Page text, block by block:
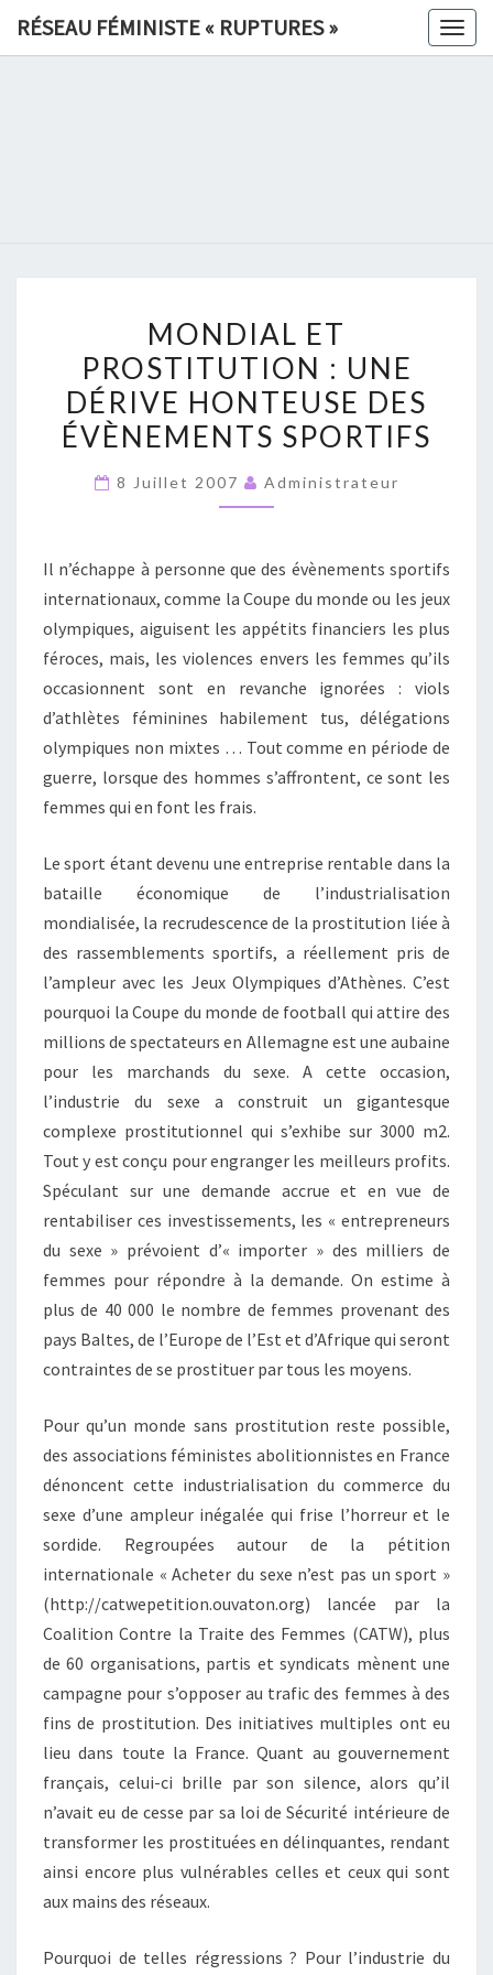
RÉSEAU FÉMINISTE « RUPTURES »
ET
PROSTITUTION
:
UNE
HONTEUSE
SPORTIFS
MONDIAL ET
PROSTITUTION : UNE
DÉRIVE HONTEUSE DES
ÉVÈNEMENTS SPORTIFS
8 Juillet 2007 Administrateur
Il n’échappe à personne que des évènements sportifs
internationaux, comme la Coupe du monde ou les jeux
olympiques, aiguisent les appétits financiers les plus
féroces, mais, les violences envers les femmes qu’ils
occasionnent sont en revanche ignorées : viols
d’athlètes féminines habilement tus, délégations
olympiques non mixtes … Tout comme en période de
guerre, lorsque des hommes s’affrontent, ce sont les
femmes qui en font les frais.
Le sport étant devenu une entreprise rentable dans la
bataille économique de l’industrialisation
mondialisée, la recrudescence de la prostitution liée à
des rassemblements sportifs, a réellement pris de
l’ampleur avec les Jeux Olympiques d’Athènes. C’est
pourquoi la Coupe du monde de football qui attire des
millions de spectateurs en Allemagne est une aubaine
pour les marchands du sexe. A cette occasion,
l’industrie du sexe a construit un gigantesque
complexe prostitutionnel qui s’exhibe sur 3000 m2.
Tout y est conçu pour engranger les meilleurs profits.
Spéculant sur une demande accrue et en vue de
rentabiliser ces investissements, les « entrepreneurs
du sexe » prévoient d’« importer » des milliers de
femmes pour répondre à la demande. On estime à
plus de 40 000 le nombre de femmes provenant des
pays Baltes, de l’Europe de l’Est et d’Afrique qui seront
contraintes de se prostituer par tous les moyens.
Pour qu’un monde sans prostitution reste possible,
des associations féministes abolitionnistes en France
dénoncent cette industrialisation du commerce du
sexe d’une ampleur inégalée qui frise l’horreur et le
sordide. Regroupées autour de la pétition
internationale « Acheter du sexe n’est pas un sport »
(http://catwepetition.ouvaton.org) lancée par la
Coalition Contre la Traite des Femmes (CATW), plus
de 60 organisations, partis et syndicats mènent une
campagne pour s’opposer au trafic des femmes à des
fins de prostitution. Des initiatives multiples ont eu
lieu dans toute la France. Quant au gouvernement
français, celui-ci brille par son silence, alors qu’il
n’avait eu de cesse par sa loi de Sécurité intérieure de
transformer les prostituées en délinquantes, rendant
ainsi encore plus vulnérables celles et ceux qui sont
aux mains des réseaux.
Pourquoi de telles régressions ? Pour l’industrie du